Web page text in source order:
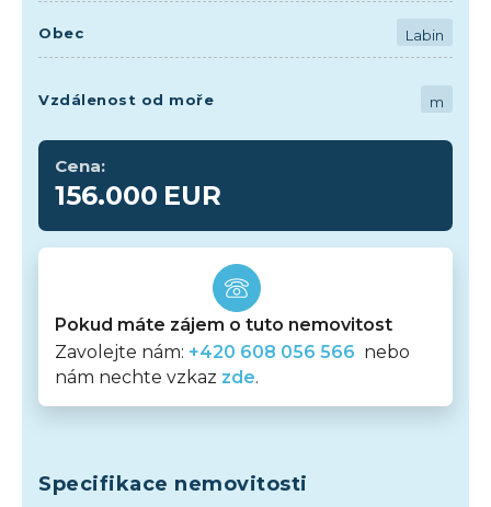
Obec Labin
Vzdálenost od moře m
Cena:
156.000 EUR
Pokud máte zájem o tuto nemovitost
Zavolejte nám: +420 608 056 566 nebo
nám nechte vzkaz zde.
Specifikace nemovitosti